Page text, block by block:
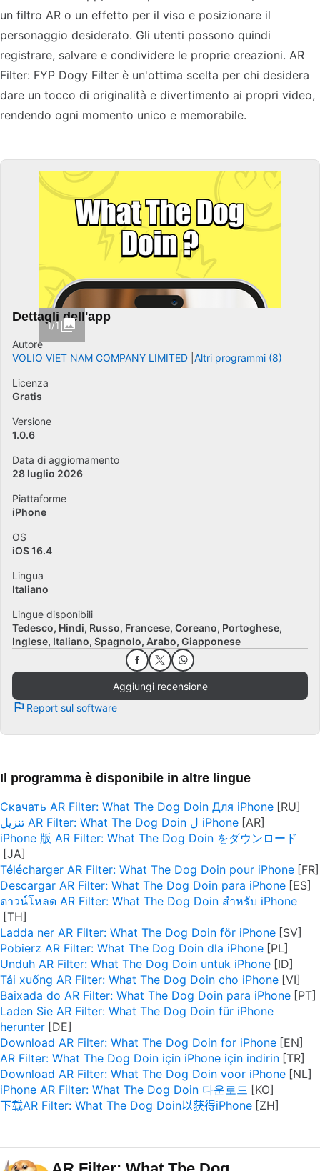
un filtro AR o un effetto per il viso e posizionare il
personaggio desiderato. Gli utenti possono quindi
registrare, salvare e condividere le proprie creazioni. AR
Filter: FYP Dogy Filter è un'ottima scelta per chi desidera
dare un tocco di originalità e divertimento ai propri video,
rendendo ogni momento unico e memorabile.
1/1
Dettagli dell'app
Autore
VOLIO VIET NAM COMPANY LIMITED Altri programmi (8)
Licenza
Gratis
Versione
1.0.6
Data di aggiornamento
28 luglio 2026
Piattaforme
iPhone
OS
iOS 16.4
Lingua
Italiano
Lingue disponibili
Tedesco Hindi Russo Francese Coreano Portoghese
Inglese Italiano Spagnolo Arabo Giapponese
Aggiungi recensione
Report sul software
Il programma è disponibile in altre lingue
Скачать AR Filter: What The Dog Doin Для iPhone
تنزيل AR Filter: What The Dog Doin ل iPhone
iPhone 版 AR Filter: What The Dog Doin をダウンロード
Télécharger AR Filter: What The Dog Doin pour iPhone
Descargar AR Filter: What The Dog Doin para iPhone
ดาวน์โหลด AR Filter: What The Dog Doin สำหรับ iPhone
Ladda ner AR Filter: What The Dog Doin för iPhone
Pobierz AR Filter: What The Dog Doin dla iPhone
Unduh AR Filter: What The Dog Doin untuk iPhone
Tải xuống AR Filter: What The Dog Doin cho iPhone
Baixada do AR Filter: What The Dog Doin para iPhone
Laden Sie AR Filter: What The Dog Doin für iPhone
herunter
Download AR Filter: What The Dog Doin for iPhone
AR Filter: What The Dog Doin için iPhone için indirin
Download AR Filter: What The Dog Doin voor iPhone
iPhone AR Filter: What The Dog Doin 다운로드
下载AR Filter: What The Dog Doin以获得iPhone